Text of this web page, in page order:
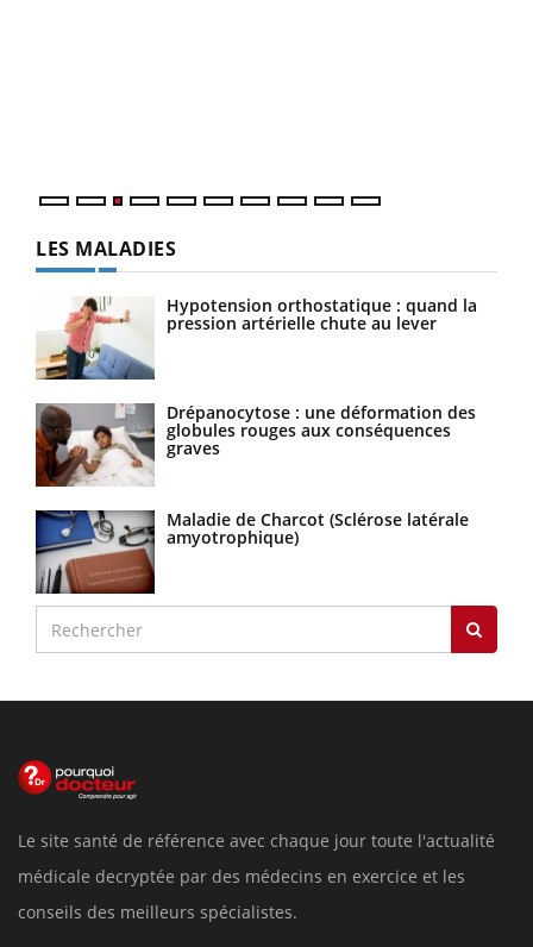
LES MALADIES
Hypotension orthostatique : quand la
pression artérielle chute au lever
Drépanocytose : une déformation des
globules rouges aux conséquences
graves
Maladie de Charcot (Sclérose latérale
amyotrophique)
Le site santé de référence avec chaque jour toute l'actualité
médicale decryptée par des médecins en exercice et les
conseils des meilleurs spécialistes.